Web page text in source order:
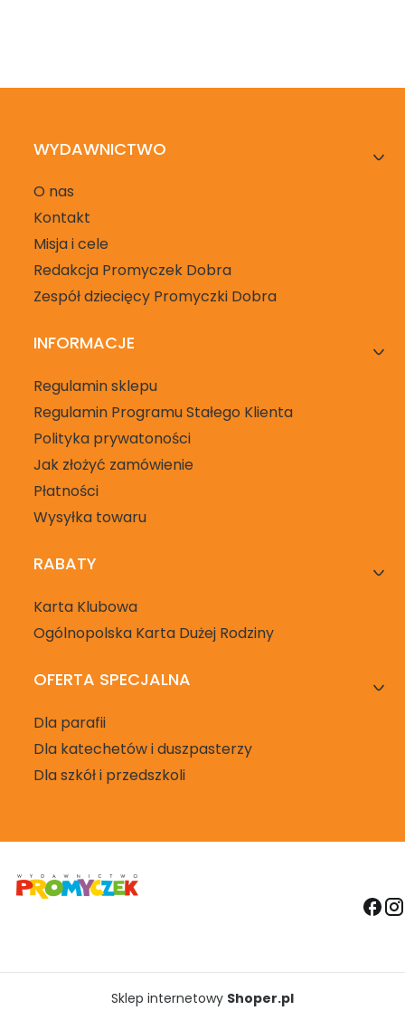
Linki w stopce
WYDAWNICTWO
O nas
Kontakt
Misja i cele
Redakcja Promyczek Dobra
Zespół dziecięcy Promyczki Dobra
INFORMACJE
Regulamin sklepu
Regulamin Programu Stałego Klienta
Polityka prywatoności
Jak złożyć zamówienie
Płatności
Wysyłka towaru
RABATY
Karta Klubowa
Ogólnopolska Karta Dużej Rodziny
OFERTA SPECJALNA
Dla parafii
Dla katechetów i duszpasterzy
Dla szkół i przedszkoli
Sklep internetowy Shoper.pl